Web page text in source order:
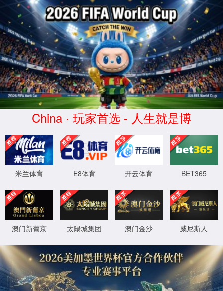
首页 关于yd2333
网上投稿 联系我们
首页> 拟接收人员信息公示
授权书查询
yd2333云顶电子游戏
yd2333云顶电子游